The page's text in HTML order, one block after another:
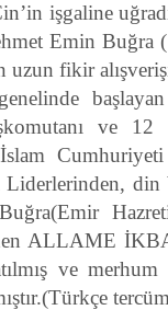
işgaline
Emin Buğra
uzun fikir
ve 12
din
ALLAME
ve